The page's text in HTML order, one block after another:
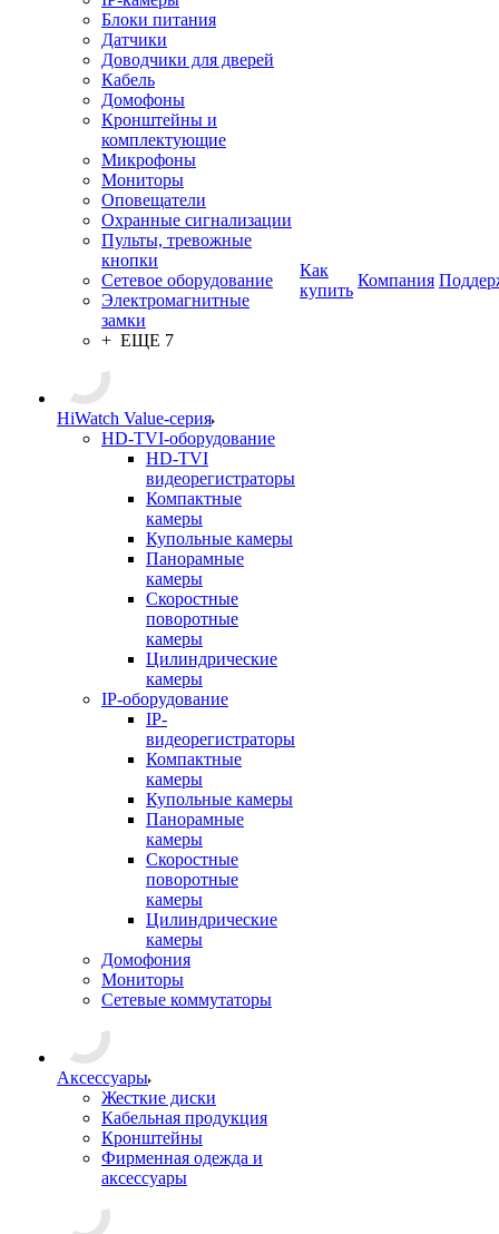
Блоки питания
Датчики
Доводчики для дверей
Кабель
Домофоны
Кронштейны и
комплектующие
Микрофоны
Мониторы
Оповещатели
Охранные сигнализации
Пульты, тревожные
кнопки
Сетевое оборудование
Электромагнитные
замки
+ ЕЩЕ 7
HiWatch Value-серия
HD-TVI-оборудование
HD-TVI
видеорегистраторы
Компактные
камеры
Купольные камеры
Панорамные
камеры
Скоростные
поворотные
камеры
Цилиндрические
камеры
IP-оборудование
IP-
видеорегистраторы
Компактные
камеры
Купольные камеры
Панорамные
камеры
Скоростные
поворотные
камеры
Цилиндрические
камеры
Домофония
Мониторы
Сетевые коммутаторы
Аксессуары
Жесткие диски
Кабельная продукция
Кронштейны
Фирменная одежда и
аксессуары
Как
купить
Компания